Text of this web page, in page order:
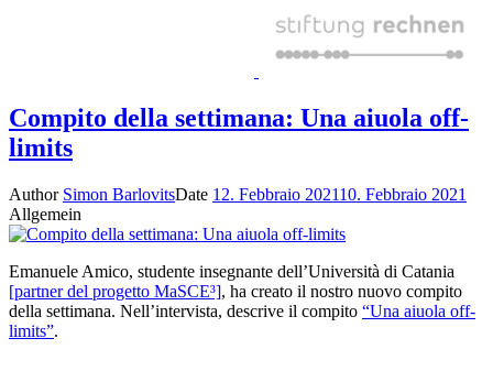
Compito della settimana: Una aiuola off-
limits
Author Simon BarlovitsDate 12. Febbraio 202110. Febbraio 2021
Allgemein
Emanuele Amico, studente insegnante dell’Università di Catania
[partner del progetto MaSCE³], ha creato il nostro nuovo compito
della settimana. Nell’intervista, descrive il compito “Una aiuola off-
limits”.